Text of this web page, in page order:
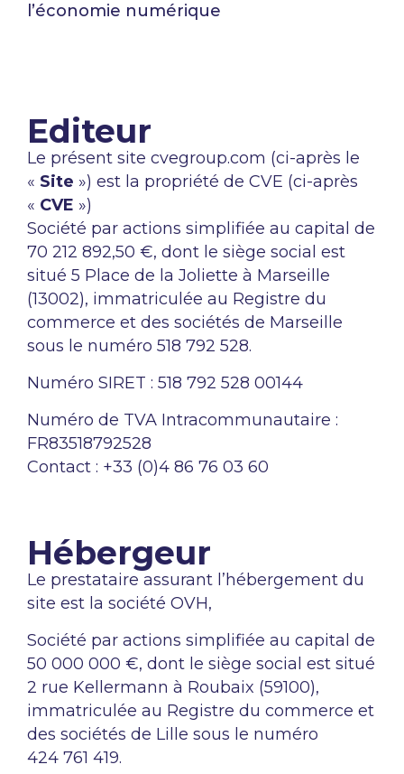
l’économie numérique
Editeur
Le présent site cvegroup.com (ci-après le
« Site ») est la propriété de CVE (ci-après
« CVE »)
Société par actions simplifiée au capital de
70 212 892,50 €, dont le siège social est
situé 5 Place de la Joliette à Marseille
(13002), immatriculée au Registre du
commerce et des sociétés de Marseille
sous le numéro 518 792 528.
Numéro SIRET : 518 792 528 00144
Numéro de TVA Intracommunautaire :
FR83518792528
Contact : +33 (0)4 86 76 03 60
Hébergeur
Le prestataire assurant l’hébergement du
site est la société OVH,
Société par actions simplifiée au capital de
50 000 000 €, dont le siège social est situé
2 rue Kellermann à Roubaix (59100),
immatriculée au Registre du commerce et
des sociétés de Lille sous le numéro
424 761 419.